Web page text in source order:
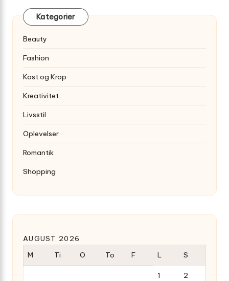
Kategorier
Beauty
Fashion
Kost og Krop
Kreativitet
Livsstil
Oplevelser
Romantik
Shopping
AUGUST 2026
M
Ti O To F L S
1 2